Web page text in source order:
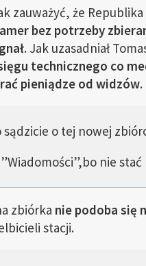
zauważyć, że
bez potrzeby
. Jak uzasadniał
technicznego co
pieniądze od widzów.
sądzicie o tej nowej
nie
zbiórka nie podoba się
stacji.